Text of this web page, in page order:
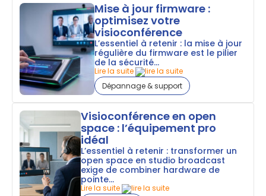
Mise à jour firmware :
optimisez votre
visioconférence
L’essentiel à retenir : la mise à jour
régulière du firmware est le pilier
de la sécurité...
Lire la suite
Dépannage & support
Visioconférence en open
space : l’équipement pro
idéal
L’essentiel à retenir : transformer un
open space en studio broadcast
exige de combiner hardware de
pointe...
Lire la suite